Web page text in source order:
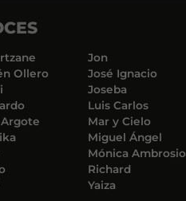
Ollero
Argote
Jon
José Ignacio
Joseba
Luis Carlos
Mar y Cielo
Miguel Ángel
Mónica Ambrosio
Richard
Yaiza